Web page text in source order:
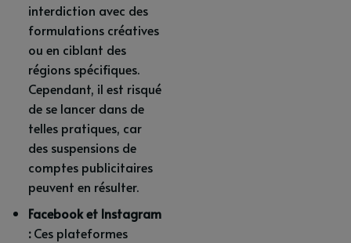
interdiction avec des
formulations créatives
ou en ciblant des
régions spécifiques.
Cependant, il est risqué
de se lancer dans de
telles pratiques, car
des suspensions de
comptes publicitaires
peuvent en résulter.
Facebook et Instagram
:Ces plateformes